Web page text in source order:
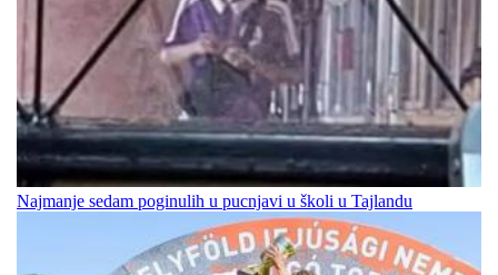
Najmanje sedam poginulih u pucnjavi u školi u Tajlandu